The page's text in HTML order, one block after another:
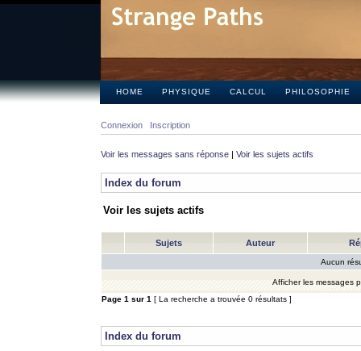
HOME PHYSIQUE CALCUL PHILOSOPHIE
Connexion Inscription
Voir les messages sans réponse | Voir les sujets actifs
Index du forum
Voir les sujets actifs
Sujets Auteur
Aucun
Afficher les messages
Page 1 sur 1 [ La recherche a trouvée 0 résultats ]
Index du forum